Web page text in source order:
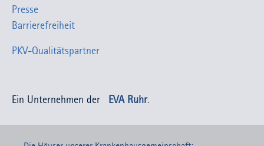
Presse
Barrierefreiheit
PKV-Qualitätspartner
Ein Unternehmen der EVA Ruhr.